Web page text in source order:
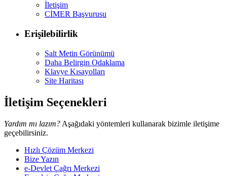
İletişim
CİMER Başvurusu
Erişilebilirlik
Salt Metin Görünümü
Daha Belirgin Odaklama
Klavye Kısayolları
Site Haritası
İletişim Seçenekleri
Yardım mı lazım? Aşağıdaki yöntemleri kullanarak bizimle iletişime
geçebilirsiniz.
Hızlı Çözüm Merkezi
Bize Yazın
e-Devlet Çağrı Merkezi